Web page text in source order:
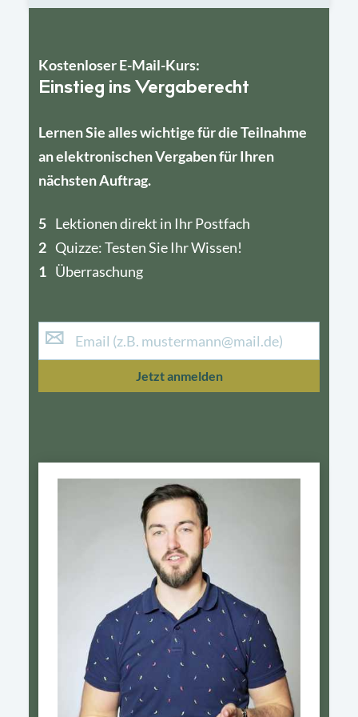
Kostenloser E-Mail-Kurs:
Einstieg ins Vergaberecht
Lernen Sie alles wichtige für die Teilnahme
an elektronischen Vergaben für Ihren
nächsten Auftrag.
5 Lektionen direkt in Ihr Postfach
2 Quizze: Testen Sie Ihr Wissen!
1 Überraschung
4
1
Jetzt anmelden